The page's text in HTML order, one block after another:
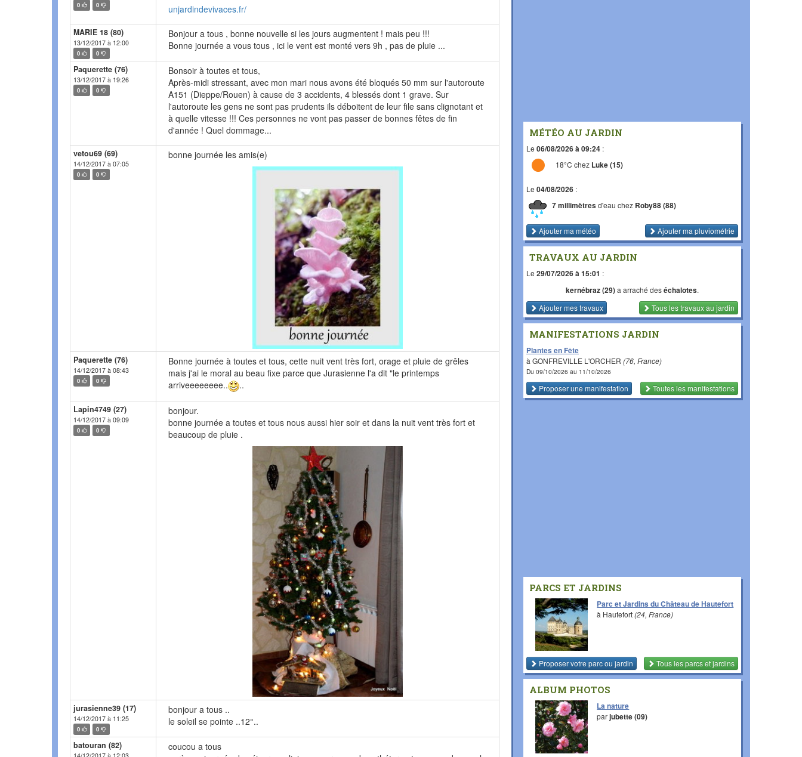
0 0
unjardindevivaces.fr/
MARIE 18 (80)
13/12/2017 à 12:00
0 0
Bonjour a tous , bonne nouvelle si les jours augmentent ! mais peu !!!
Bonne journée a vous tous , ici le vent est monté vers 9h , pas de pluie ...
Paquerette (76)
13/12/2017 à 19:26
0 0
Bonsoir à toutes et tous,
Après-midi stressant, avec mon mari nous avons été bloqués 50 mm sur l'autoroute
A151 (Dieppe/Rouen) à cause de 3 accidents, 4 blessés dont 1 grave. Sur
l'autoroute les gens ne sont pas prudents ils déboitent de leur file sans clignotant et
à quelle vitesse !!! Ces personnes ne vont pas passer de bonnes fêtes de fin
d'année ! Quel dommage...
vetou69 (69)
14/12/2017 à 07:05
0 0
bonne journée les amis(e)
Paquerette (76)
14/12/2017 à 08:43
0 0
Bonne journée à toutes et tous, cette nuit vent très fort, orage et pluie de grêles
mais j'ai le moral au beau fixe parce que Jurasienne l'a dit "le printemps
arriveeeeeeee..
..
Lapin4749 (27)
14/12/2017 à 09:09
0 0
bonjour.
bonne journée a toutes et tous nous aussi hier soir et dans la nuit vent très fort et
beaucoup de pluie .
jurasienne39 (17)
14/12/2017 à 11:25
0 0
bonjour a tous ..
le soleil se pointe ..12°..
batouran (82)
coucou a tous
MÉTÉO AU JARDIN
Le 06/08/2026 à 09:24 :
18°C chez Luke (15)
Le 04/08/2026 :
7 millimètresd'eau chez Roby88 (88)
Ajouter ma météo Ajouter ma pluviométrie
TRAVAUX AU JARDIN
Le 29/07/2026 à 15:01 :
kernébraz (29)a arraché deséchalotes.
Ajouter mes travaux
Tous les travauxau jardin
MANIFESTATIONS JARDIN
Plantes en Fête
à GONFREVILLE L'ORCHER (76, France)
Du 09/10/2026 au 11/10/2026
Proposer une manifestation Toutes les manifestations
PARCS ET JARDINS
Parc et Jardins du Château de Hautefort
à Hautefort(24, France)
Proposer votre parc ou jardin Tous les parcs et jardins
ALBUM PHOTOS
La nature
parjubette (09)